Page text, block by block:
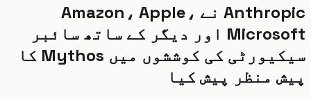
Anthropic نے Amazon، Apple،
Microsoft اور دیگر کے ساتھ سائبر
سیکیورٹی کی کوششوں میں Mythos کا
منظر پیش کیا